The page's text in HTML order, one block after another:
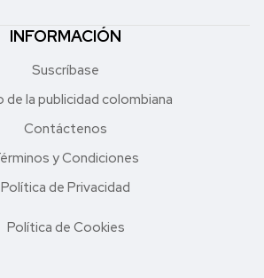
INFORMACIÓN
Suscríbase
de la publicidad colombiana
Contáctenos
y Condiciones
Política de Privacidad
Política de Cookies